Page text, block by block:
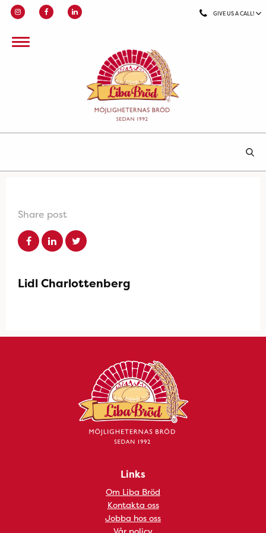
GIVE US A CALL!
Share post
Lidl Charlottenberg
Links
Om Liba Bröd
Kontakta oss
Jobba hos oss